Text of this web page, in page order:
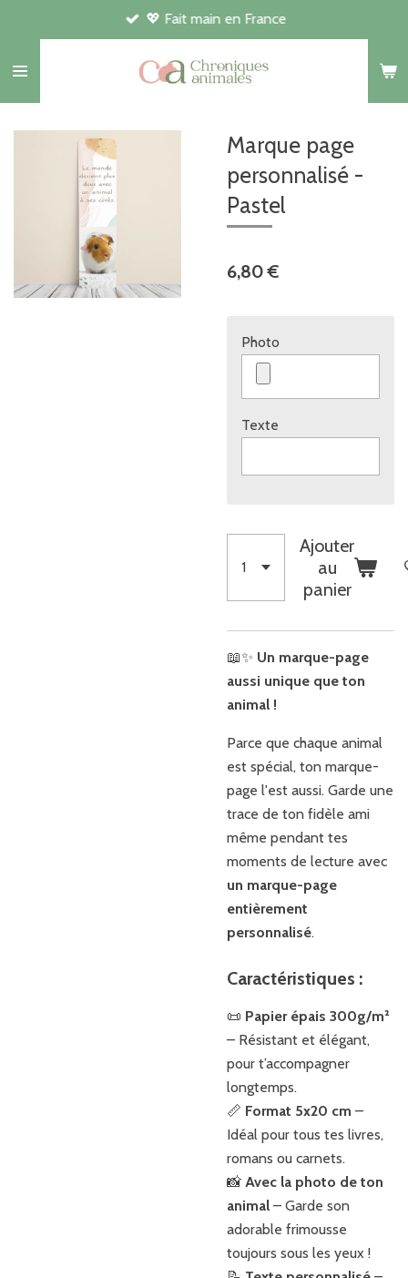
contenu
💖 Fait main en France
Marque page
personnalisé -
Pastel
6,80 €
Photo
Texte
Ajouter
au
panier
📖✨ Un marque-page
aussi unique que ton
animal !
Parce que chaque animal
est spécial, ton marque-
page l'est aussi. Garde une
trace de ton fidèle ami
même pendant tes
moments de lecture avec
un marque-page
entièrement
personnalisé.
Caractéristiques :
📜 Papier épais 300g/m²
– Résistant et élégant,
pour t’accompagner
longtemps.
📏 Format 5x20 cm –
Idéal pour tous tes livres,
romans ou carnets.
📸 Avec la photo de ton
animal – Garde son
adorable frimousse
toujours sous les yeux !